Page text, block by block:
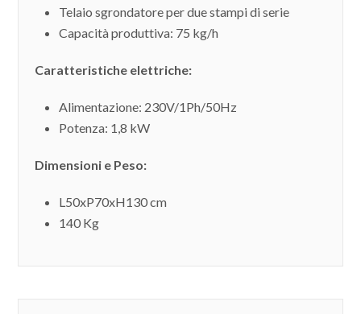
Telaio sgrondatore per due stampi di serie
Capacità produttiva: 75 kg/h
Caratteristiche elettriche:
Alimentazione: 230V/1Ph/50Hz
Potenza: 1,8 kW
Dimensioni e Peso:
L50xP70xH130 cm
140 Kg